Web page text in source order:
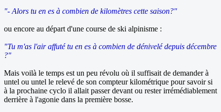
"- Alors tu en es à combien de kilomètres cette saison?"
ou encore au départ d'une course de ski alpinisme :
"Tu m'as l'air affuté tu en es à combien de dénivelé depuis décembre
?"
Mais voilà le temps est un peu révolu où il suffisait de demander à
untel ou untel le relevé de son compteur kilométrique pour savoir si
à la prochaine cyclo il allait passer devant ou rester irrémédiablement
derrière à l'agonie dans la première bosse.